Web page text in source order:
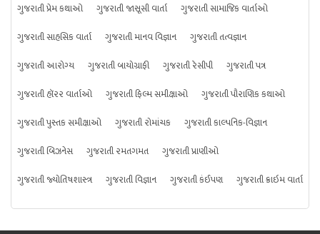
ગુજરાતી પ્રેમ કથાઓ
ગુજરાતી જાસૂસી વાર્તા
ગુજરાતી સામાજિક વાર્તાઓ
ગુજરાતી સાહસિક વાર્તા
ગુજરાતી માનવ વિજ્ઞાન
ગુજરાતી તત્વજ્ઞાન
ગુજરાતી આરોગ્ય
ગુજરાતી બાયોગ્રાફી ગુજરાતી રેસીપી
ગુજરાતી પત્ર
ગુજરાતી હૉરર વાર્તાઓ
ગુજરાતી ફિલ્મ સમીક્ષાઓ
ગુજરાતી પૌરાણિક કથાઓ
ગુજરાતી પુસ્તક સમીક્ષાઓ
ગુજરાતી રોમાંચક
ગુજરાતી કાલ્પનિક-વિજ્ઞાન
ગુજરાતી બિઝનેસ
ગુજરાતી રમતગમત
ગુજરાતી પ્રાણીઓ
ગુજરાતી જ્યોતિષશાસ્ત્ર
ગુજરાતી વિજ્ઞાન ગુજરાતી કંઈપણ ગુજરાતી ક્રાઇમ વાર્તા